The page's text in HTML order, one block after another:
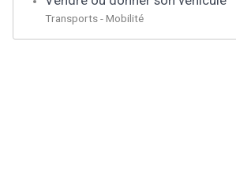
Transports - Mobilité